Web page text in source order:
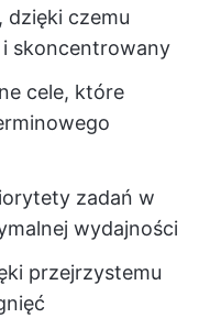
dzięki czemu
skoncentrowany
cele, które
zadań w
wydajności
przejrzystemu